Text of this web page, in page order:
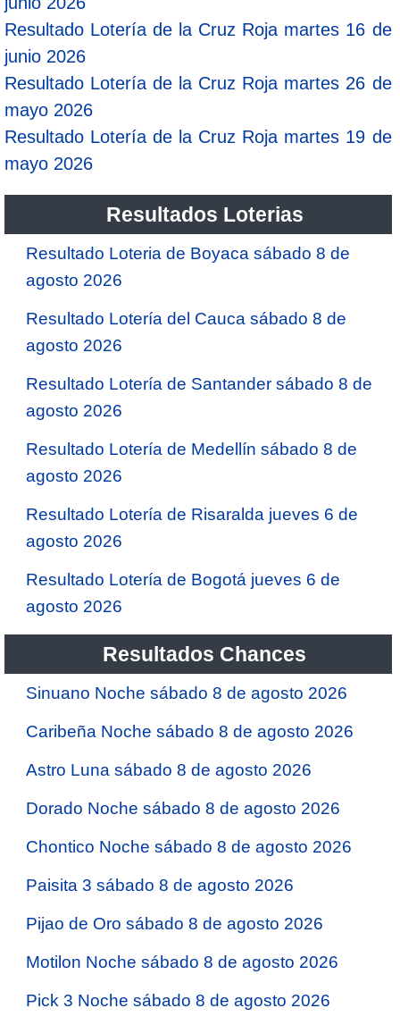
Resultado Lotería de la Cruz Roja martes 16 de
junio 2026
Resultado Lotería de la Cruz Roja martes 26 de
mayo 2026
Resultado Lotería de la Cruz Roja martes 19 de
mayo 2026
Resultados Loterias
Resultado Loteria de Boyaca sábado 8 de
agosto 2026
Resultado Lotería del Cauca sábado 8 de
agosto 2026
Resultado Lotería de Santander sábado 8 de
agosto 2026
Resultado Lotería de Medellín sábado 8 de
agosto 2026
Resultado Lotería de Risaralda jueves 6 de
agosto 2026
Resultado Lotería de Bogotá jueves 6 de
agosto 2026
Resultados Chances
Sinuano Noche sábado 8 de agosto 2026
Caribeña Noche sábado 8 de agosto 2026
Astro Luna sábado 8 de agosto 2026
Dorado Noche sábado 8 de agosto 2026
Chontico Noche sábado 8 de agosto 2026
Paisita 3 sábado 8 de agosto 2026
Pijao de Oro sábado 8 de agosto 2026
Motilon Noche sábado 8 de agosto 2026
Pick 3 Noche sábado 8 de agosto 2026